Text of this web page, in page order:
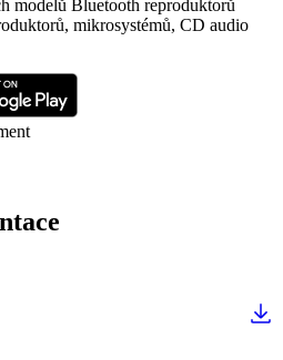
modelů Bluetooth reproduktorů
mikrosystémů, CD audio